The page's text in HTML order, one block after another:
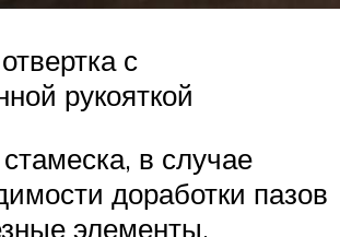
с
рукояткой
в случае
доработки пазов
элементы.